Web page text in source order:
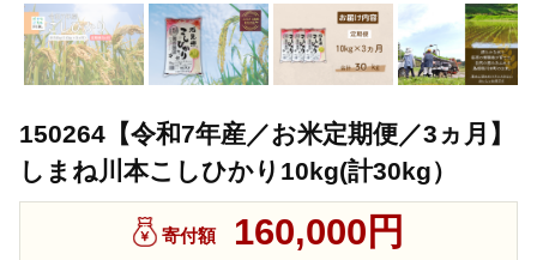
150264【令和7年産／お米定期便／3ヵ月】
しまね川本こしひかり10kg(計30kg）
寄付額 160,000円